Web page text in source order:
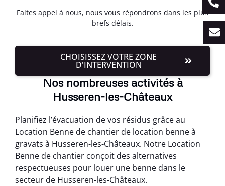
Faites appel à nous, nous vous répondrons dans les plus
brefs délais.
CHOISISSEZ VOTRE ZONE
D'INTERVENTION
Nos nombreuses activités à
Husseren-les-Châteaux
Planifiez l’évacuation de vos résidus grâce au
Location Benne de chantier de location benne à
gravats à Husseren-les-Châteaux. Notre Location
Benne de chantier conçoit des alternatives
respectueuses pour louer une benne dans le
secteur de Husseren-les-Châteaux.